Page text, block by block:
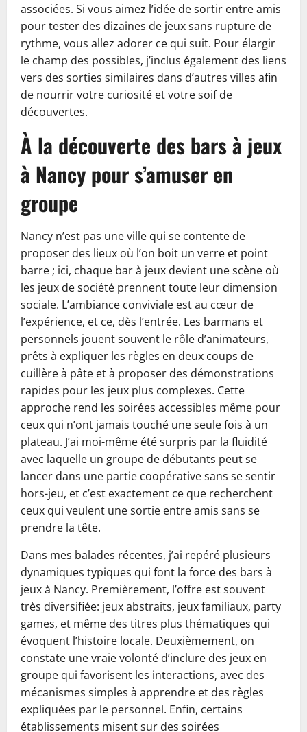
associées. Si vous aimez l’idée de sortir entre amis
pour tester des dizaines de jeux sans rupture de
rythme, vous allez adorer ce qui suit. Pour élargir
le champ des possibles, j’inclus également des liens
vers des sorties similaires dans d’autres villes afin
de nourrir votre curiosité et votre soif de
découvertes.
À la découverte des bars à jeux
à Nancy pour s’amuser en
groupe
Nancy n’est pas une ville qui se contente de
proposer des lieux où l’on boit un verre et point
barre ; ici, chaque bar à jeux devient une scène où
les jeux de société prennent toute leur dimension
sociale. L’ambiance conviviale est au cœur de
l’expérience, et ce, dès l’entrée. Les barmans et
personnels jouent souvent le rôle d’animateurs,
prêts à expliquer les règles en deux coups de
cuillère à pâte et à proposer des démonstrations
rapides pour les jeux plus complexes. Cette
approche rend les soirées accessibles même pour
ceux qui n’ont jamais touché une seule fois à un
plateau. J’ai moi-même été surpris par la fluidité
avec laquelle un groupe de débutants peut se
lancer dans une partie coopérative sans se sentir
hors-jeu, et c’est exactement ce que recherchent
ceux qui veulent une sortie entre amis sans se
prendre la tête.
Dans mes balades récentes, j’ai repéré plusieurs
dynamiques typiques qui font la force des bars à
jeux à Nancy. Premièrement, l’offre est souvent
très diversifiée: jeux abstraits, jeux familiaux, party
games, et même des titres plus thématiques qui
évoquent l’histoire locale. Deuxièmement, on
constate une vraie volonté d’inclure des jeux en
groupe qui favorisent les interactions, avec des
mécanismes simples à apprendre et des règles
expliquées par le personnel. Enfin, certains
établissements misent sur des soirées